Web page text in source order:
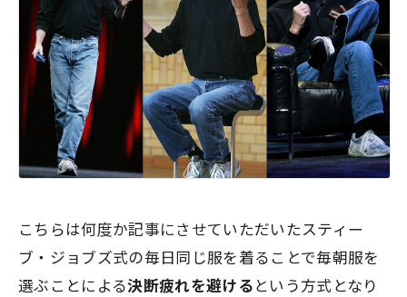
こちらは何度か記事にさせていただいたスティー
ブ・ジョブズ式の毎日同じ服を着ることで毎朝服を
選ぶことによる決断疲れを避けるという方式となり